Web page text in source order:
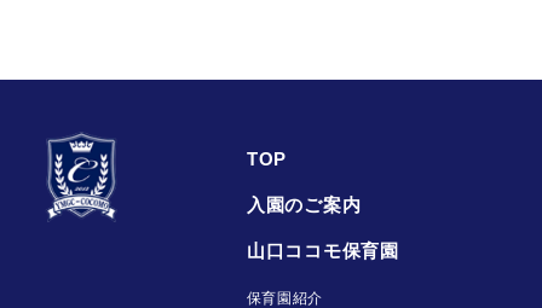
TOP
入園のご案内
山口ココモ保育園
保育園紹介